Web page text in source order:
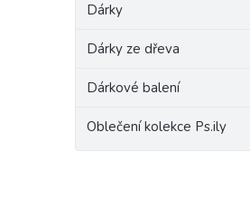
Dárky
Dárky ze dřeva
Dárkové balení
Oblečení kolekce Ps.ily